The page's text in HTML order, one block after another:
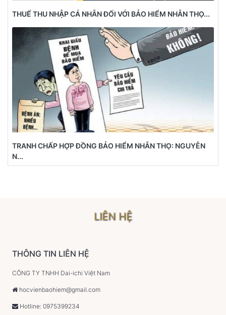
THUẾ THU NHẬP CÁ NHÂN ĐỐI VỚI BẢO HIỂM NHÂN THỌ...
TRANH CHẤP HỢP ĐỒNG BẢO HIỂM NHÂN THỌ: NGUYÊN
N...
LIÊN HỆ
THÔNG TIN LIÊN HỆ
CÔNG TY TNHH Dai-ichi Việt Nam
hocvienbaohiem@gmail.com
Hotline: 0975399234